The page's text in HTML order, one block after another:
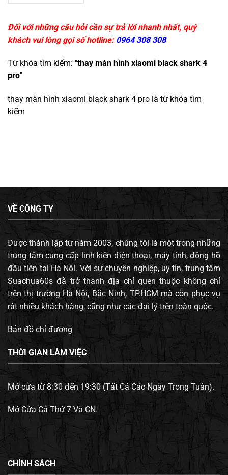
Đối với những câu hỏi cần sự trả lời nhanh nhất, quý
khách vui lòng gọi số hotline: 0964 308 308
Từ khóa tìm kiếm: "thay màn hình xiaomi black shark 4
pro"
thay màn hình xiaomi black shark 4 pro là từ khóa tìm
kiếm
VỀ CÔNG TY
Được thành lập từ năm 2003, chúng tôi là một trong những
trung tâm cung cấp linh kiện điện thoại, máy tính, đông hồ
đầu tiên tại Hà Nội. Với sự chuyên nghiệp, uy tín, trung tâm
Suachua60s đã trở thành địa chỉ quen thuộc không chỉ
trên thị trường Hà Nội, Bắc Ninh, TP.HCM mà còn phục vụ
rất nhiều khách hàng, cũng như các đại lý trên toàn quốc.
Bản đồ chỉ đường
THỜI GIAN LÀM VIỆC
Mở cửa từ 8:30 đến 19:30 (Tất Cả Các Ngày Trong Tuần).
Mở Cửa Cả Thứ 7 Và CN.
CHÍNH SÁCH